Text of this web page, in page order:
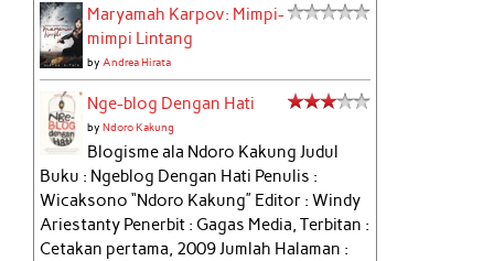
Maryamah Karpov: Mimpi-
mimpi Lintang
byAndrea Hirata
Nge-blog Dengan Hati
byNdoro Kakung
Blogisme ala Ndoro Kakung Judul
Buku : Ngeblog Dengan Hati Penulis :
Wicaksono “Ndoro Kakung” Editor : Windy
Ariestanty Penerbit : Gagas Media, Terbitan :
Cetakan pertama, 2009 Jumlah Halaman :